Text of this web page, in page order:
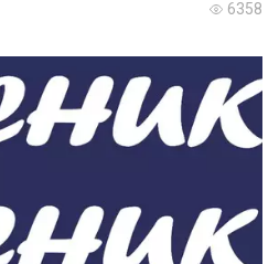
6358